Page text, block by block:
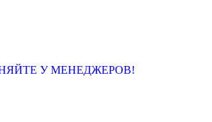
У МЕНЕДЖЕРОВ!